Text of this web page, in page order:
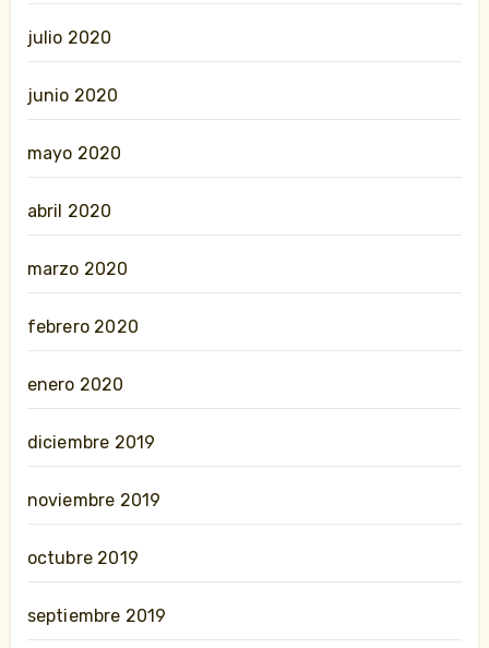
julio 2020
junio 2020
mayo 2020
abril 2020
marzo 2020
febrero 2020
enero 2020
diciembre 2019
noviembre 2019
octubre 2019
septiembre 2019